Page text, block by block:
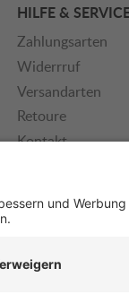
HILFE &
Zahlungsarten
Widerrruf
Versandarten
Retoure
Kontakt